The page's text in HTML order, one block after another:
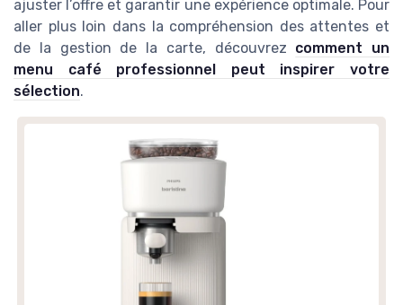
ajuster l’offre et garantir une expérience optimale. Pour
aller plus loin dans la compréhension des attentes et
de la gestion de la carte, découvrez comment un
menu café professionnel peut inspirer votre
sélection.